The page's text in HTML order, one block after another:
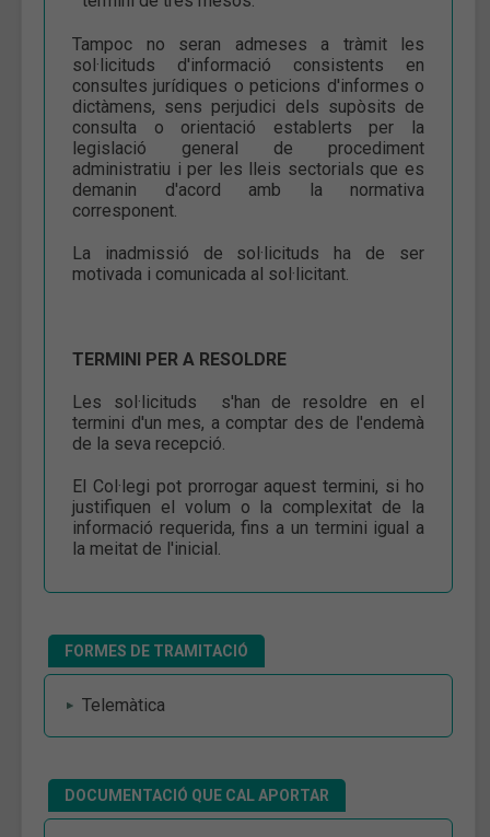
Tampoc no seran admeses a tràmit les
sol·licituds d'informació consistents en
consultes jurídiques o peticions d'informes o
dictàmens, sens perjudici dels supòsits de
consulta o orientació establerts per la
legislació general de procediment
administratiu i per les lleis sectorials que es
demanin d'acord amb la normativa
corresponent.
La inadmissió de sol·licituds ha de ser
motivada i comunicada al sol·licitant.
TERMINI PER A RESOLDRE
Les sol·licituds s'han de resoldre en el
termini d'un mes, a comptar des de l'endemà
de la seva recepció.
El Col·legi pot prorrogar aquest termini, si ho
justifiquen el volum o la complexitat de la
informació requerida, fins a un termini igual a
la meitat de l'inicial.
FORMES DE TRAMITACIÓ
Telemàtica
DOCUMENTACIÓ QUE CAL APORTAR